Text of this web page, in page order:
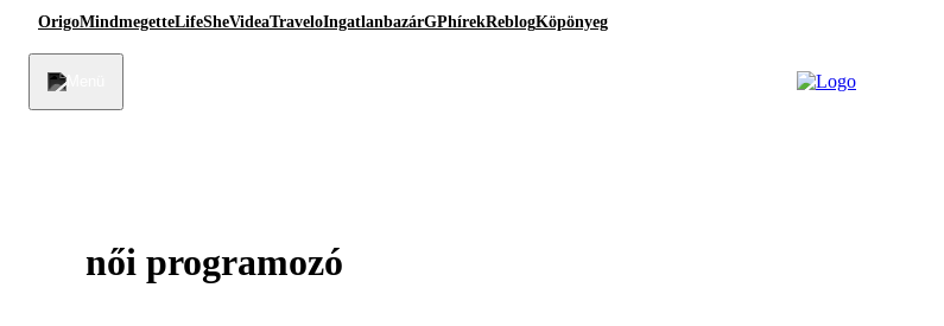
OrigoMindmegetteLifeSheVideaTraveloIngatlanbazárGPhírekReblogKöpönyeg
női programozó